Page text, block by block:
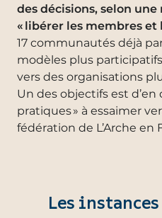
des décisions, selon
« libérer les membres et
17 communautés déjà
modèles plus
vers des organisations
Un des objectifs est
pratiques » à essaimer
fédération de L’Arche en
Les instances